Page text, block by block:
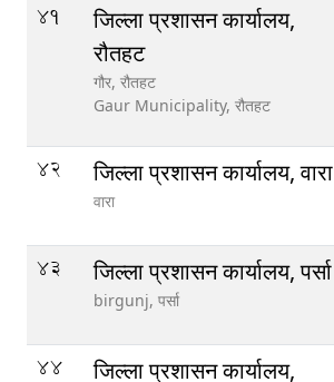
41
जिल्ला प्रशासन कार्यालय,
रौतहट
गौर, रौतहट
Gaur Municipality, रौतहट
42 जिल्ला प्रशासन कार्यालय, वारा
वारा
43
जिल्ला प्रशासन कार्यालय, पर्सा
birgunj, पर्सा
44 जिल्ला प्रशासन कार्यालय,